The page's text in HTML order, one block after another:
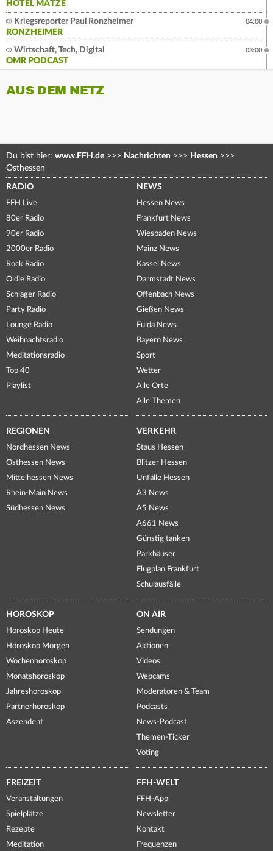
HOTEL MATZE
Kriegsreporter Paul Ronzheimer
RONZHEIMER
04:00
Wirtschaft, Tech, Digital
OMR PODCAST
03:00
AUS DEM NETZ
Du bist hier: www.FFH.de >>> Nachrichten >>> Hessen >>>
Osthessen
RADIO
FFH Live
80er Radio
90er Radio
2000er Radio
Rock Radio
Oldie Radio
Schlager Radio
Party Radio
Lounge Radio
Weihnachtsradio
Meditationsradio
Top 40
Playlist
NEWS
Hessen News
Frankfurt News
Wiesbaden News
Mainz News
Kassel News
Darmstadt News
Offenbach News
Gießen News
Fulda News
Bayern News
Sport
Wetter
Alle Orte
Alle Themen
REGIONEN
Nordhessen News
Osthessen News
Mittelhessen News
Rhein-Main News
Südhessen News
VERKEHR
Staus Hessen
Blitzer Hessen
Unfälle Hessen
A3 News
A5 News
A661 News
Günstig tanken
Parkhäuser
Flugplan Frankfurt
Schulausfälle
HOROSKOP
Horoskop Heute
Horoskop Morgen
Wochenhoroskop
Monatshoroskop
Jahreshoroskop
Partnerhoroskop
Aszendent
ON AIR
Sendungen
Aktionen
Videos
Webcams
Moderatoren & Team
Podcasts
News-Podcast
Themen-Ticker
Voting
FREIZEIT
Veranstaltungen
Spielplätze
Rezepte
Meditation
FFH-WELT
FFH-App
Newsletter
Kontakt
Frequenzen